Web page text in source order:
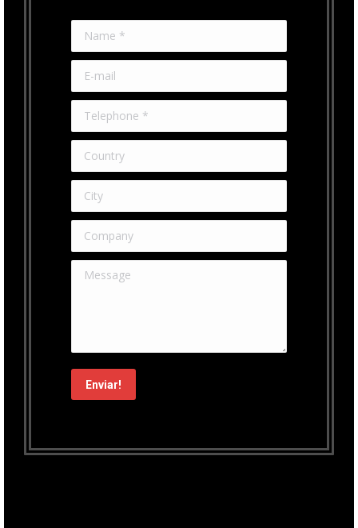
Name *
E-mail
Telephone *
Country
City
Company
Message
Enviar!